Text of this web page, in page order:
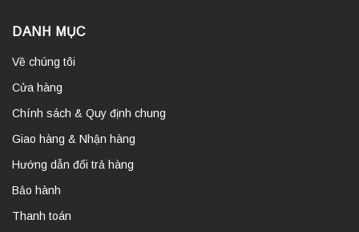
DANH MỤC
Về chúng tôi
Cửa hàng
Chính sách & Quy định chung
Giao hàng & Nhận hàng
Hướng dẫn đổi trả hàng
Bảo hành
Thanh toán